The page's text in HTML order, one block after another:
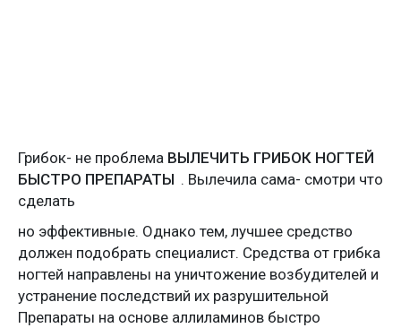
Грибок- не проблема ВЫЛЕЧИТЬ ГРИБОК НОГТЕЙ
БЫСТРО ПРЕПАРАТЫ . Вылечила сама- смотри что
сделать
но эффективные. Однако тем, лучшее средство
должен подобрать специалист. Средства от грибка
ногтей направлены на уничтожение возбудителей и
устранение последствий их разрушительной
Препараты на основе аллиламинов быстро